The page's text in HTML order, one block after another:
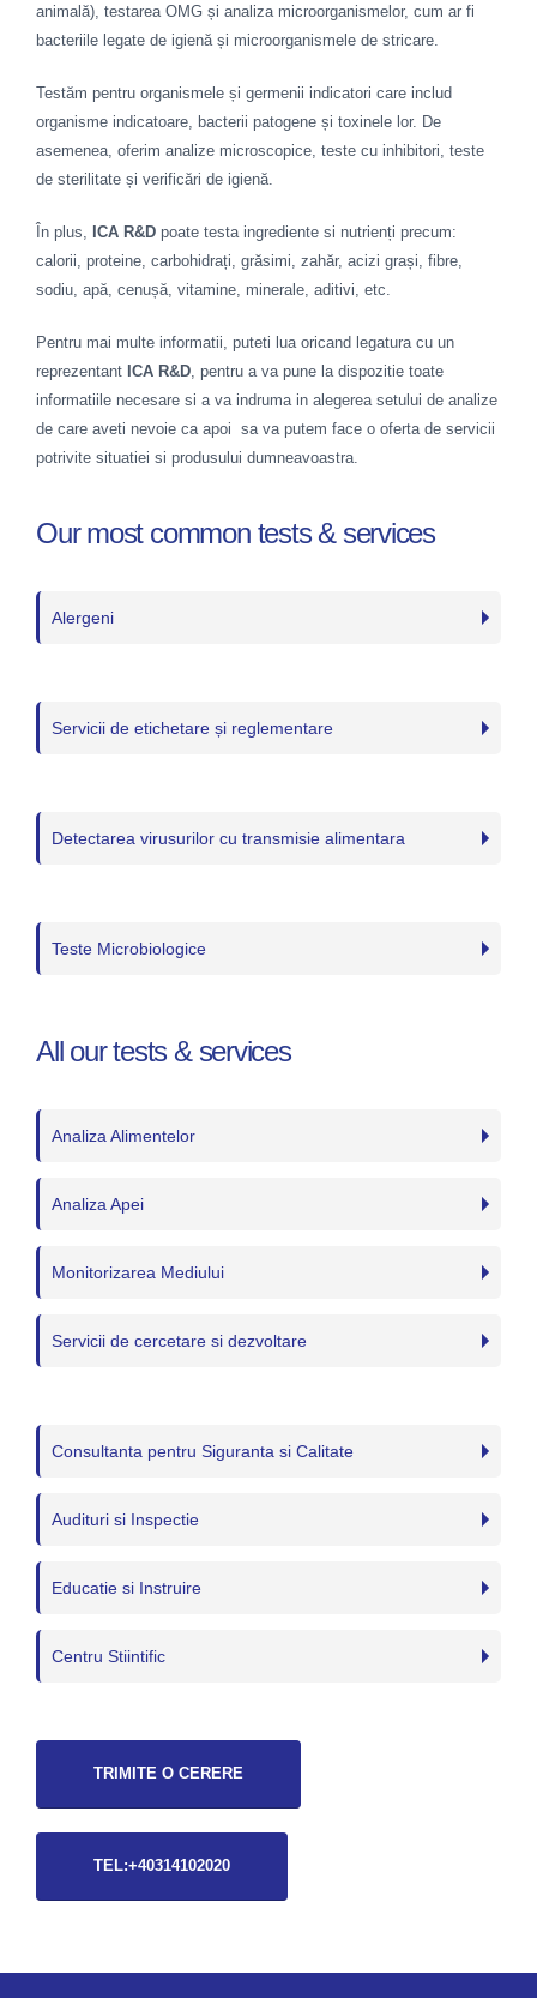
animală), testarea OMG și analiza microorganismelor, cum ar fi
bacteriile legate de igienă și microorganismele de stricare.
Testăm pentru organismele și germenii indicatori care includ
organisme indicatoare, bacterii patogene și toxinele lor. De
asemenea, oferim analize microscopice, teste cu inhibitori, teste
de sterilitate și verificări de igienă.
În plus, ICA R&D poate testa ingrediente si nutrienți precum:
calorii, proteine, carbohidrați, grăsimi, zahăr, acizi grași, fibre,
sodiu, apă, cenușă, vitamine, minerale, aditivi, etc.
Pentru mai multe informatii, puteti lua oricand legatura cu un
reprezentant ICA R&D , pentru a va pune la dispozitie toate
informatiile necesare si a va indruma in alegerea setului de analize
de care aveti nevoie ca apoi sa va putem face o oferta de servicii
potrivite situatiei si produsului dumneavoastra.
Our most common tests & services
Alergeni
Servicii de etichetare și reglementare
Detectarea virusurilor cu transmisie alimentara
Teste Microbiologice
All our tests & services
Analiza Alimentelor
Analiza Apei
Monitorizarea Mediului
Servicii de cercetare si dezvoltare
Consultanta pentru Siguranta si Calitate
Audituri si Inspectie
Educatie si Instruire
Centru Stiintific
TRIMITE O CERERE
TEL:+40314102020